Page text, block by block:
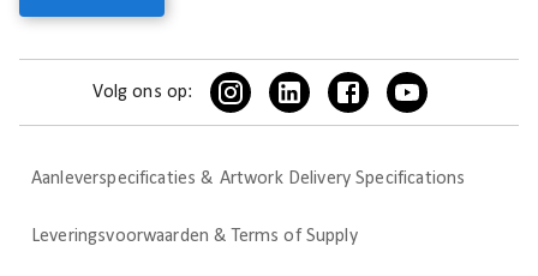
Volg ons op:
Aanleverspecificaties & Artwork Delivery Specifications
Leveringsvoorwaarden & Terms of Supply